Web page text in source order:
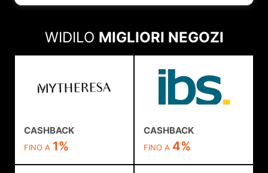
WIDILO MIGLIORI NEGOZI
CASHBACK
FINO A 1%
CASHBACK
FINO A 4%